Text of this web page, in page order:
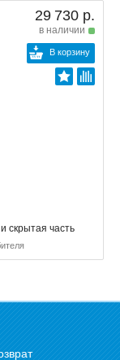
29 730 р.
в наличии
В корзину
скрытая часть